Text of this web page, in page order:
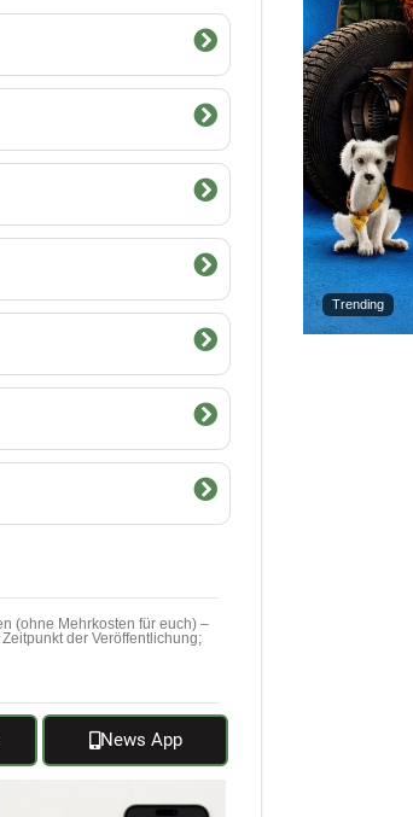
(ohne Mehrkosten für euch) –
der Veröffentlichung;
News App
Trending